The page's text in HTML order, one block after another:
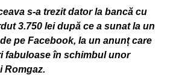
zi bună, am o șansă. M-am simțit mai
că am reușit asta înainte. A fost o
a lui Wei Yi și am fost norocos să
Sunt recunoscător tuturor celor care
și de departe”, a spus Carlsen.
s-a trezit dator la bancă cu
3.750 lei după ce a sunat la un
pe Facebook, la un anunț care
fabuloase în schimbul unor
Romgaz.